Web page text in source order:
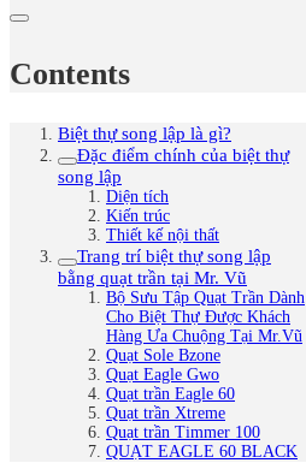
Contents
Biệt thự song lập là gì?
Đặc điểm chính của biệt thự
song lập
Diện tích
Kiến trúc
Thiết kế nội thất
Trang trí biệt thự song lập
bằng quạt trần tại Mr. Vũ
Bộ Sưu Tập Quạt Trần Dành
Cho Biệt Thự Được Khách
Hàng Ưa Chuộng Tại Mr.Vũ
Quạt Sole Bzone
Quạt Eagle Gwo
Quạt trần Eagle 60
Quạt trần Xtreme
Quạt trần Timmer 100
QUẠT EAGLE 60 BLACK